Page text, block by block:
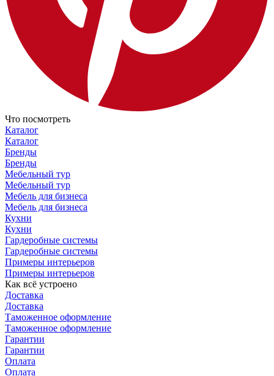
Что посмотреть
Каталог
Каталог
Бренды
Бренды
Мебельный тур
Мебельный тур
Мебель для бизнеса
Мебель для бизнеса
Кухни
Кухни
Гардеробные системы
Гардеробные системы
Примеры интерьеров
Примеры интерьеров
Как всё устроено
Доставка
Доставка
Таможенное оформление
Таможенное оформление
Гарантии
Гарантии
Оплата
Оплата